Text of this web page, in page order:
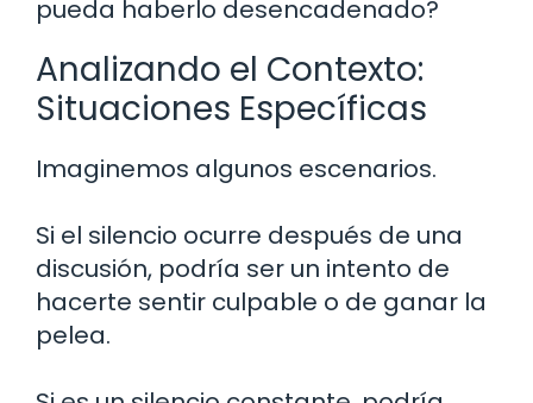
pueda haberlo desencadenado?
Analizando el Contexto:
Situaciones Específicas
Imaginemos algunos escenarios.
Si el silencio ocurre después de una
discusión, podría ser un intento de
hacerte sentir culpable o de ganar la
pelea.